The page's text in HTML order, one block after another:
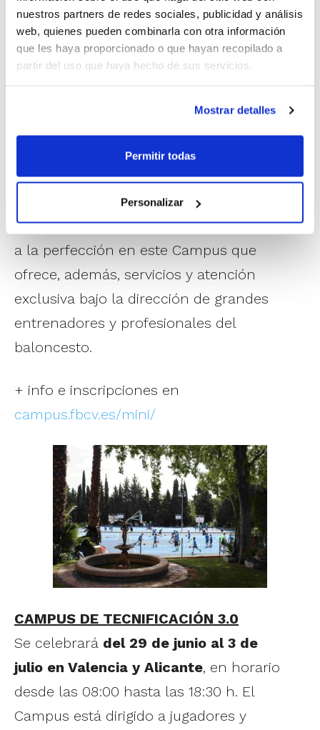
nuestros partners de redes sociales, publicidad y análisis
web, quienes pueden combinarla con otra información
que les haya proporcionado o que hayan recopilado a
partir del uso que haya hecho de sus servicios.
Mostrar detalles
Permitir todas
Personalizar
CAMPUS DE TECNIFICACIÓN MINIBASKET
Los jugadores y jugadoras nacidos/as entre
que van a poder disfrutar este año del
Valenciana. En esta edición, sus fechas
sondel 21 al 27 de junioen las
instalaciones de Salesianos Godelleta-Casa
Don Bosco. Baloncesto y diversión se unen
a la perfección en este Campus que
ofrece, además, servicios y atención
exclusiva bajo la dirección de grandes
entrenadores y profesionales del
baloncesto.
+ info e inscripciones en
campus.fbcv.es/mini/
CAMPUS DE TECNIFICACIÓN 3.0
Se celebrará del 29 de junio al 3 de
julio en Valencia y Alicante, en horario
desde las 08:00 hasta las 18:30 h. El
Campus está dirigido a jugadores y